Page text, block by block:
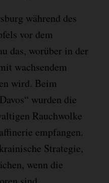
während des
vor dem
das, worüber in der
wachsendem
wird. Beim
wurden die
Rauchwolke
empfangen.
Strategie,
wenn die